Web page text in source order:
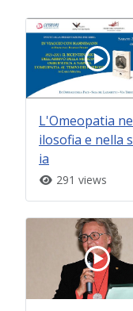
L'Omeopatia
ilosofia e nella
ia
291 views